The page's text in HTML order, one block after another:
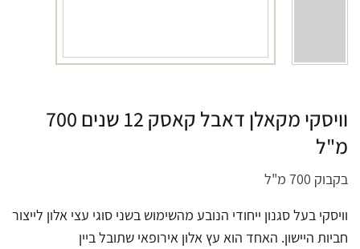
וויסקי מקאלן דאבל קאסק 12 שנים 700
מ"ל
בקבוק 700 מ"ל
וויסקי בעל סגנון ייחודי הנובע מהשימוש בשני סוגי עצי אלון לייצור
חביות היישון. האחד הוא עץ אלון אירופאי שתובל ביין